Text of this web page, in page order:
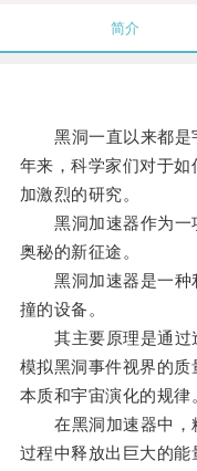
简介
黑洞一直以来都是
年来，科学家们对于
加激烈的研究。
黑洞加速器作为一
奥秘的新征途。
黑洞加速器是一种
撞的设备。
其主要原理是通过
模拟黑洞事件视界的
本质和宇宙演化的规律
在黑洞加速器中，
过程中释放出巨大的